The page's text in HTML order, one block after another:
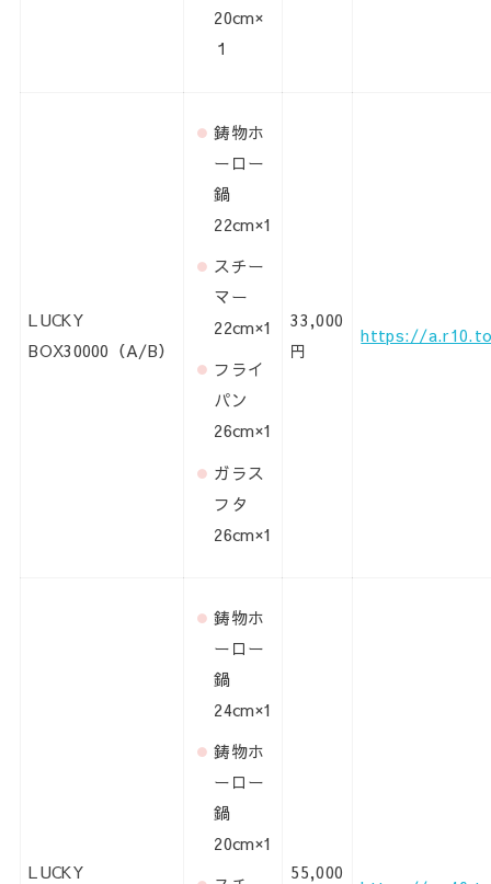
20cm×
１
LUCKY
BOX30000（A/B）
鋳物ホ
ーロー
鍋
22cm×1
スチー
マー
22cm×1
フライ
パン
26cm×1
ガラス
フタ
26cm×1
33,000
円
https://
LUCKY
鋳物ホ
ーロー
鍋
24cm×1
鋳物ホ
ーロー
鍋
20cm×1
55,000